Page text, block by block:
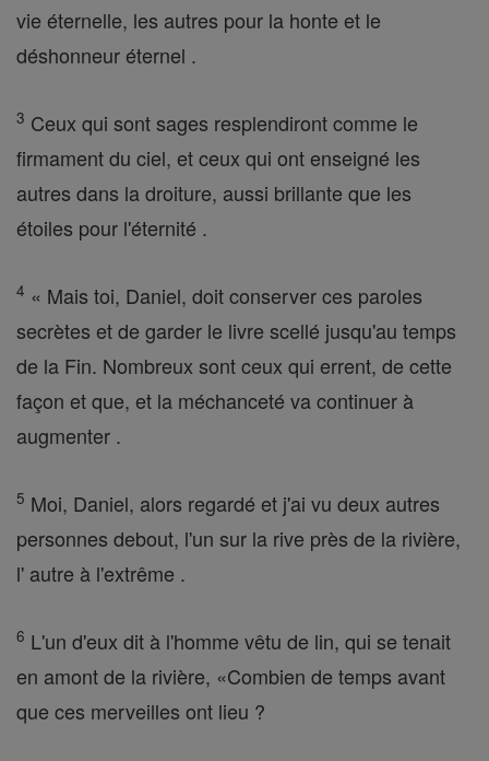
vie éternelle, les autres pour la honte et le
déshonneur éternel .
3 Ceux qui sont sages resplendiront comme le
firmament du ciel, et ceux qui ont enseigné les
autres dans la droiture, aussi brillante que les
étoiles pour l'éternité .
4 « Mais toi, Daniel, doit conserver ces paroles
secrètes et de garder le livre scellé jusqu'au temps
de la Fin. Nombreux sont ceux qui errent, de cette
façon et que, et la méchanceté va continuer à
augmenter .
5 Moi, Daniel, alors regardé et j'ai vu deux autres
personnes debout, l'un sur la rive près de la rivière,
l' autre à l'extrême .
6 L'un d'eux dit à l'homme vêtu de lin, qui se tenait
en amont de la rivière, «Combien de temps avant
que ces merveilles ont lieu ?